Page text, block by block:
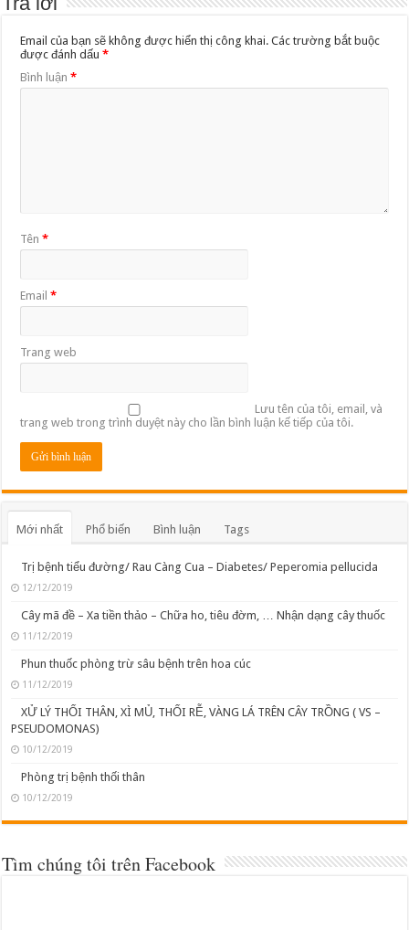
Email của bạn sẽ không được hiển thị công khai. Các trường bắt buộc
được đánh dấu*
Bình luận*
Tên*
Email*
Trang web
Lưu tên của tôi, email, và
trang web trong trình duyệt này cho lần bình luận kế tiếp của tôi.
Mới nhất Phổ biến Bình luận Tags
Trị bệnh tiểu đường/ Rau Càng Cua – Diabetes/ Peperomia pellucida
12/12/2019
Cây mã đề – Xa tiền thảo – Chữa ho, tiêu đờm, … Nhận dạng cây thuốc
11/12/2019
Phun thuốc phòng trừ sâu bệnh trên hoa cúc
11/12/2019
XỬ LÝ THỐI THÂN, XÌ MỦ, THỐI RỄ, VÀNG LÁ TRÊN CÂY TRỒNG ( VS –
PSEUDOMONAS)
10/12/2019
Phòng trị bệnh thối thân
10/12/2019
Tìm chúng tôi trên Facebook